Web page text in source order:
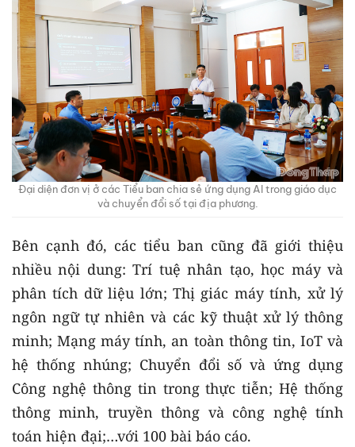
Đại diện đơn vị ở các Tiểu ban chia sẻ ứng dụng AI trong giáo dục
và chuyển đổi số tại địa phương.
Bên cạnh đó, các tiểu ban cũng đã giới thiệu
nhiều nội dung: Trí tuệ nhân tạo, học máy và
phân tích dữ liệu lớn; Thị giác máy tính, xử lý
ngôn ngữ tự nhiên và các kỹ thuật xử lý thông
minh; Mạng máy tính, an toàn thông tin, IoT và
hệ thống nhúng; Chuyển đổi số và ứng dụng
Công nghệ thông tin trong thực tiễn; Hệ thống
thông minh, truyền thông và công nghệ tính
toán hiện đại;…với 100 bài báo cáo.